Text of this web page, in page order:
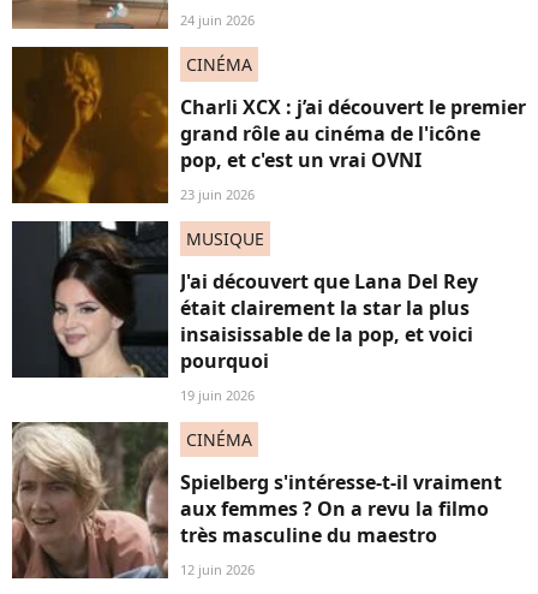
24 juin 2026
CINÉMA
Charli XCX : j’ai découvert le premier
grand rôle au cinéma de l'icône
pop, et c'est un vrai OVNI
23 juin 2026
MUSIQUE
J'ai découvert que Lana Del Rey
était clairement la star la plus
insaisissable de la pop, et voici
pourquoi
19 juin 2026
CINÉMA
Spielberg s'intéresse-t-il vraiment
aux femmes ? On a revu la filmo
très masculine du maestro
12 juin 2026